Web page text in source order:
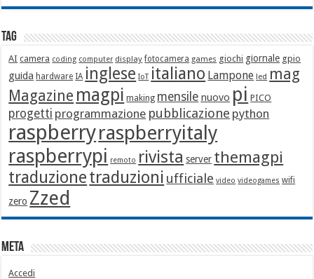
Tag
AI camera coding computer display fotocamera games giochi giornale gpio
guida hardware IA inglese IoT italiano Lampone led mag
Magazine magpi making mensile nuovo pi PICO
progetti programmazione pubblicazione python
raspberryraspberryitaly
raspberrypi remoto rivista server themagpi
traduzionetraduzioni ufficiale video videogames wifi
zero Zzed
Meta
Accedi